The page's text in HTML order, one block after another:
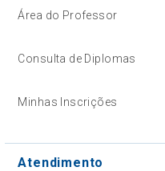
Área do Professor
Consulta de Diplomas
Minhas Inscrições
Atendimento